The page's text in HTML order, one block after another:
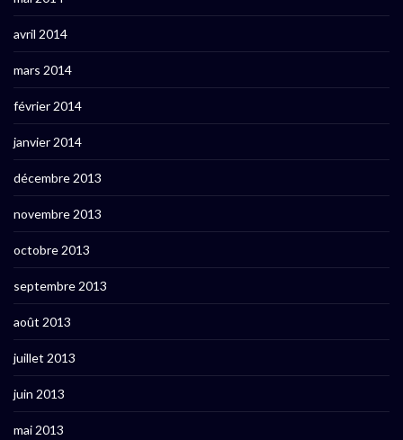
avril 2014
mars 2014
février 2014
janvier 2014
décembre 2013
novembre 2013
octobre 2013
septembre 2013
août 2013
juillet 2013
juin 2013
mai 2013